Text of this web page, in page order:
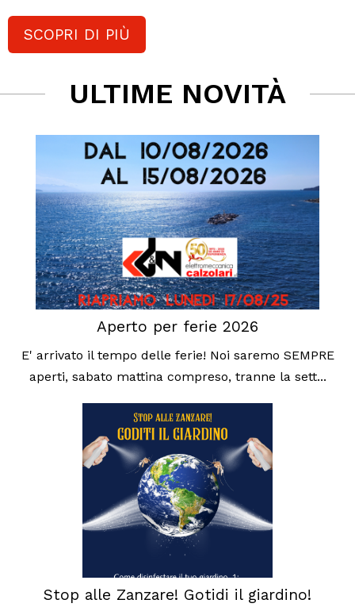
SCOPRI DI PIÙ
ULTIME NOVITÀ
Aperto per ferie 2026
E' arrivato il tempo delle ferie! Noi saremo SEMPRE
aperti, sabato mattina compreso, tranne la sett...
Stop alle Zanzare! Gotidi il giardino!